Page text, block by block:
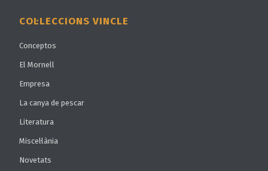
COL·LECCIONS VINCLE
Conceptos
El Mornell
Empresa
La canya de pescar
Literatura
Miscel·lània
Novetats